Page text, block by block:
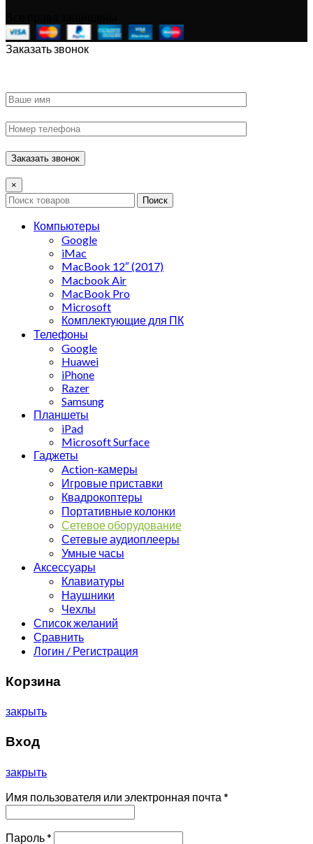
Заказать звонок
×
Поиск
Компьютеры
Google
iMac
MacBook 12″ (2017)
Macbook Air
MacBook Pro
Microsoft
Комплектующие для ПК
Телефоны
Google
Huawei
iPhone
Razer
Samsung
Планшеты
iPad
Microsoft Surface
Гаджеты
Action-камеры
Игровые приставки
Квадрокоптеры
Портативные колонки
Сетевое оборудование
Сетевые аудиоплееры
Умные часы
Аксессуары
Клавиатуры
Наушники
Чехлы
Список желаний
Сравнить
Логин / Регистрация
Корзина
закрыть
Вход
закрыть
Имя пользователя или электронная почта *
Пароль*